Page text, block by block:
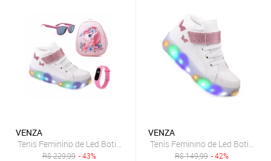
VENZA
Tenis Feminino de Led Botinha Borboleta Glitter Calce Facil + Moch
R$229,99 - 43%
VENZA
Tenis Feminino de Led Botinha
R$149,99 - 42%